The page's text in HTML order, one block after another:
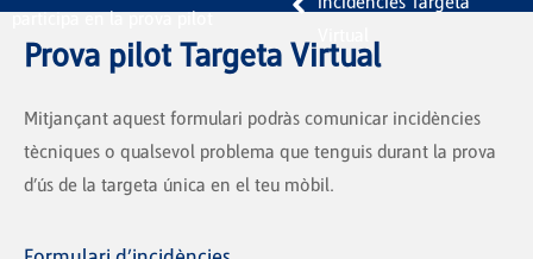
participa en la prova pilot
Prova pilot Targeta Virtual
Mitjançant aquest formulari podràs comunicar incidències
tècniques o qualsevol problema que tenguis durant la prova
d’ús de la targeta única en el teu mòbil.